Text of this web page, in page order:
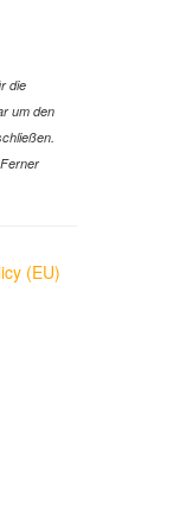
die
um den
(EU)